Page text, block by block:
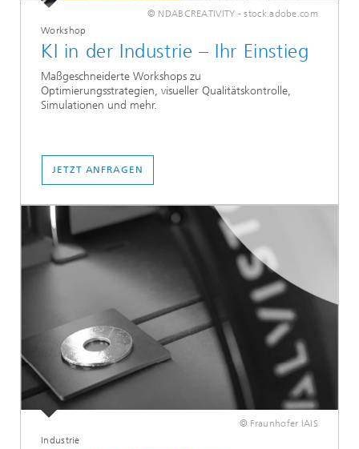
© NDABCREATIVITY - stock.adobe.com
Workshop
KI in der Industrie – Ihr Einstieg
Maßgeschneiderte Workshops zu
Optimierungsstrategien, visueller Qualitätskontrolle,
Simulationen und mehr.
JETZT ANFRAGEN
© Fraunhofer IAIS
Industrie